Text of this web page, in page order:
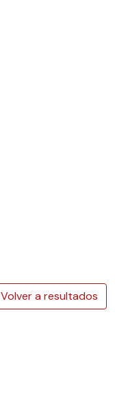
Volver a resultados